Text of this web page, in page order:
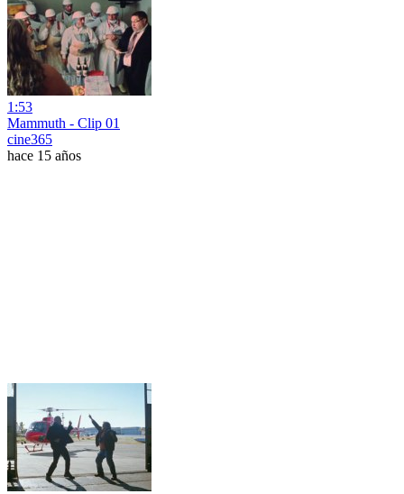
1:53
Mammuth - Clip 01
cine365
hace 15 años